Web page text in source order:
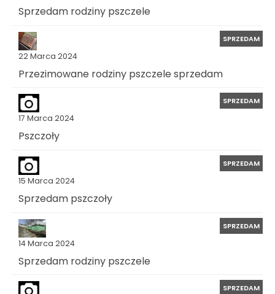
Sprzedam rodziny pszczele
22 Marca 2024
SPRZEDAM
Przezimowane rodziny pszczele sprzedam
17 Marca 2024
SPRZEDAM
Pszczoły
15 Marca 2024
SPRZEDAM
Sprzedam pszczoły
14 Marca 2024
SPRZEDAM
Sprzedam rodziny pszczele
SPRZEDAM